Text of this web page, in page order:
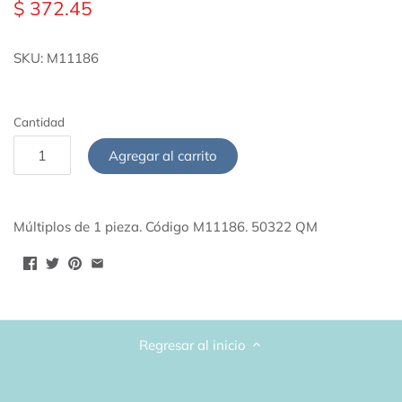
$ 372.45
SKU: M11186
Cantidad
Agregar al carrito
Múltiplos de 1 pieza. Código M11186. 50322 QM
Regresar al inicio
Papel de China
Papel Metalizado
Cajas de Cartón para Regalo
Pintura Acrílica
Accesorios de Fiesta
Lunas 17"
Lunas 26"
Starpoints 40"